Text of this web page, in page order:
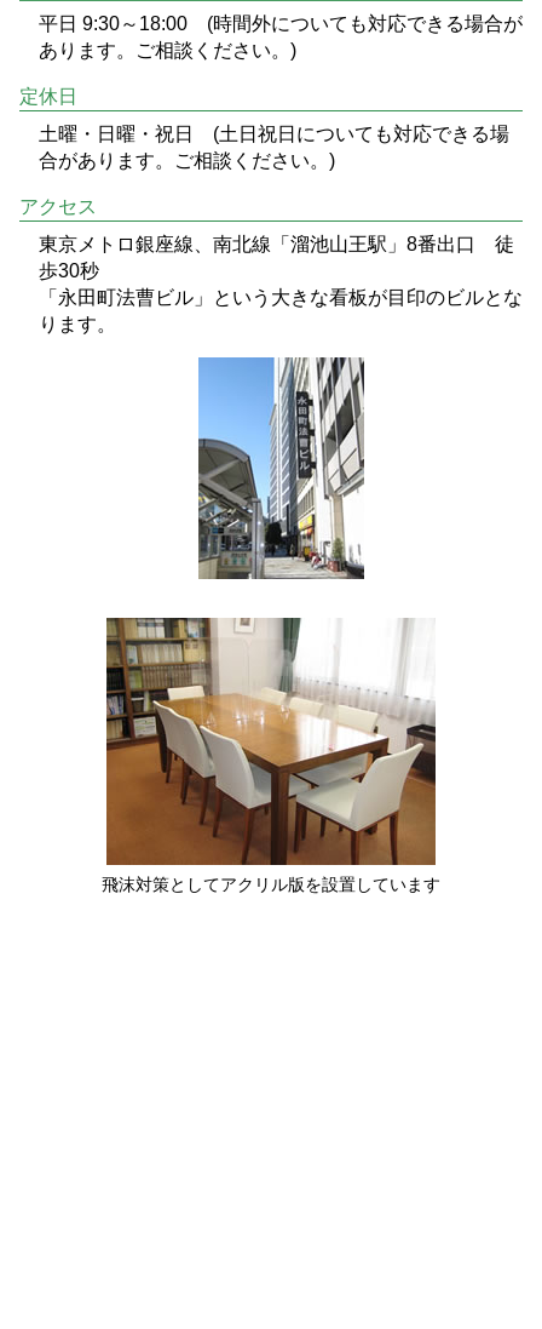
平日 9:30～18:00 (時間外についても対応できる場合が
あります。ご相談ください。)
定休日
土曜・日曜・祝日 (土日祝日についても対応できる場
合があります。ご相談ください。)
アクセス
東京メトロ銀座線、南北線「溜池山王駅」8番出口 徒
歩30秒
「永田町法曹ビル」という大きな看板が目印のビルとな
ります。
飛沫対策としてアクリル版を設置しています